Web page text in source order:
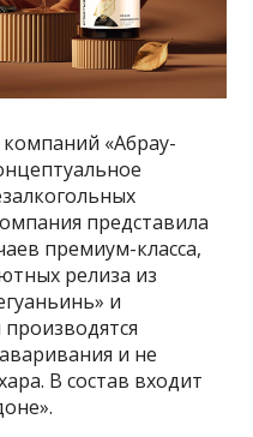
«Абрау-
представила
премиум-класса,
релиза из
и
и не
В состав входит